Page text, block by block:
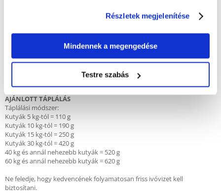
Részletek megjelenítése
Mindennek a megengedése
Testre szabás
- kálium-jodid 1,3 mg
- réz-szulfát-pentahidrát 15,5 mg
- cink-szulfát-monohidrát 75,5 mg
AJÁNLOTT TÁPLÁLÁS
Táplálási módszer:
Kutyák 5 kg-tól = 110 g
Kutyák 10 kg-tól = 190 g
Kutyák 15 kg-tól = 250 g
Kutyák 30 kg-tól = 420 g
40 kg és annál nehezebb kutyák = 520 g
60 kg és annál nehezebb kutyák = 620 g
Ne feledje, hogy kedvencének folyamatosan friss ivóvizet kell
biztosítani.